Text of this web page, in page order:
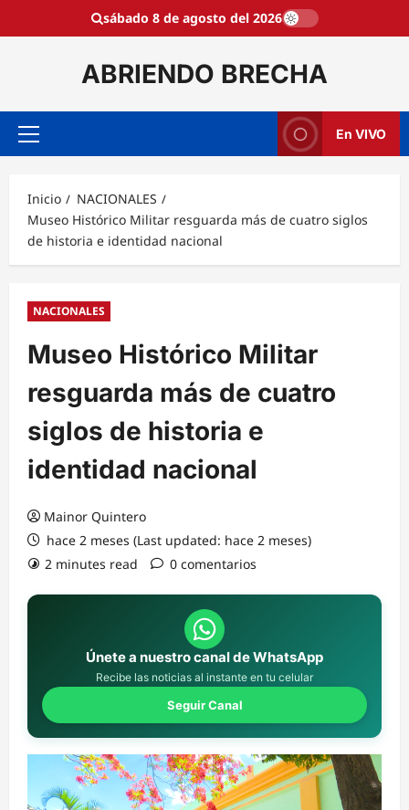
sábado 8 de agosto del 2026
ABRIENDO BRECHA
Menú
En VIVO
Inicio
NACIONALES
Museo Histórico Militar resguarda más de cuatro siglos
de historia e identidad nacional
NACIONALES
Museo Histórico Militar
resguarda más de cuatro
siglos de historia e
identidad nacional
Mainor Quintero
hace 2 meses (Last updated: hace 2 meses)
2 minutes read
0 comentarios
Únete a nuestro canal de WhatsApp
Recibe las noticias al instante en tu celular
Seguir Canal